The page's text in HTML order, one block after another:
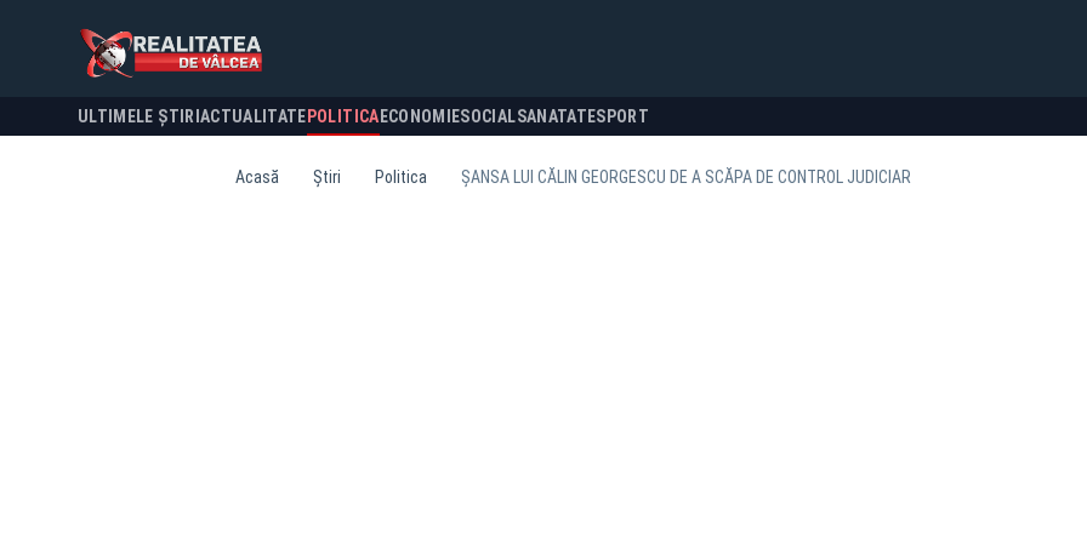
ULTIMELE ȘTIRI ACTUALITATE POLITICA ECONOMIESOCIALSANATATESPORT
Acasă Știri Politica ȘANSA LUI CĂLIN GEORGESCU DE A SCĂPA DE CONTROL JUDICIAR